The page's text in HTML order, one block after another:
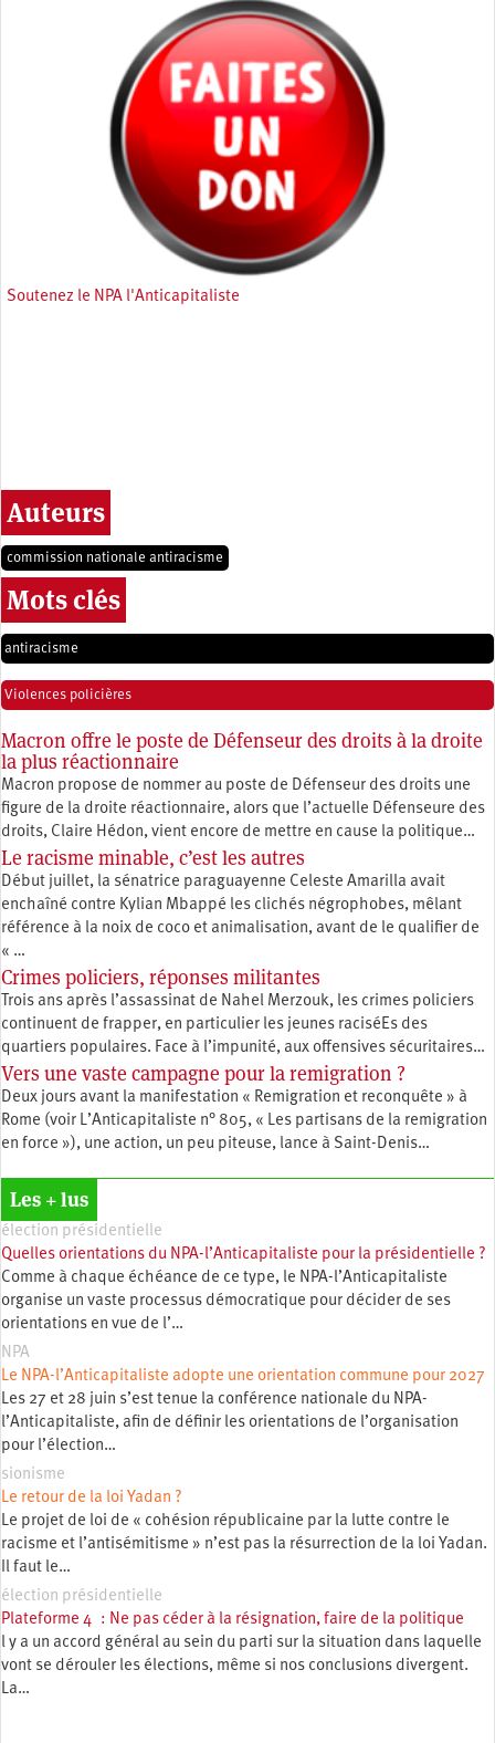
Soutenez le NPA l'Anticapitaliste
Auteurs
commission nationale antiracisme
Mots clés
antiracisme
Violences policières
Macron offre le poste de Défenseur des droits à la droite
la plus réactionnaire
Macron propose de nommer au poste de Défenseur des droits une
figure de la droite réactionnaire, alors que l’actuelle Défenseure des
droits, Claire Hédon, vient encore de mettre en cause la politique…
Le racisme minable, c’est les autres
Début juillet, la sénatrice paraguayenne Celeste Amarilla avait
enchaîné contre Kylian Mbappé les clichés négrophobes, mêlant
référence à la noix de coco et animalisation, avant de le qualifier de
« …
Crimes policiers, réponses militantes
Trois ans après l’assassinat de Nahel Merzouk, les crimes policiers
continuent de frapper, en particulier les jeunes raciséEs des
quartiers populaires. Face à l’impunité, aux offensives sécuritaires…
Vers une vaste campagne pour la remigration ?
Deux jours avant la manifestation « Remigration et reconquête » à
Rome (voir L’Anticapitaliste n° 805, « Les partisans de la remigration
en force »), une action, un peu piteuse, lance à Saint-Denis…
Les + lus
élection présidentielle
Quelles orientations du NPA-l’Anticapitaliste pour la présidentielle ?
Comme à chaque échéance de ce type, le NPA-l’Anticapitaliste
organise un vaste processus démocratique pour décider de ses
orientations en vue de l’…
NPA
Le NPA-l’Anticapitaliste adopte une orientation commune pour 2027
Les 27 et 28 juin s’est tenue la conférence nationale du NPA-
l’Anticapitaliste, afin de définir les orientations de l’organisation
pour l’élection…
sionisme
Le retour de la loi Yadan ?
Le projet de loi de « cohésion républicaine par la lutte contre le
racisme et l’antisémitisme » n’est pas la résurrection de la loi Yadan.
Il faut le…
élection présidentielle
Plateforme 4 : Ne pas céder à la résignation, faire de la politique
l y a un accord général au sein du parti sur la situation dans laquelle
vont se dérouler les élections, même si nos conclusions divergent.
La…